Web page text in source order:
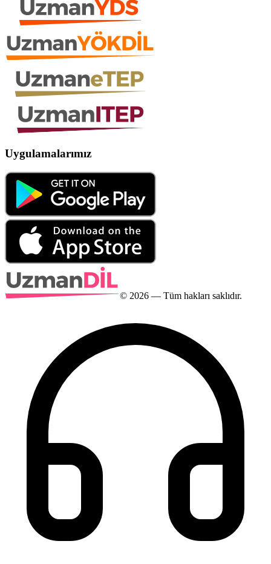
Uygulamalarımız
© 2026 — Tüm hakları saklıdır.